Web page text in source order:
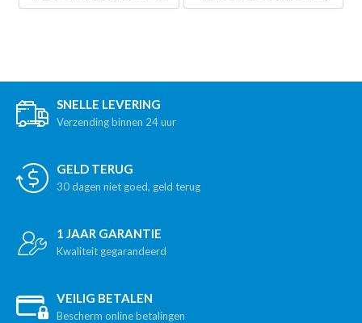
SNELLE LEVERING
Verzending binnen 24 uur
GELD TERUG
30 dagen niet goed, geld terug
1 JAAR GARANTIE
Kwaliteit gegarandeerd
VEILIG BETALEN
Bescherm online betalingen